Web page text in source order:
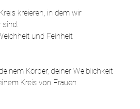
kreieren, in dem wir
und Feinheit
Körper, deiner Weiblichkeit
Kreis von Frauen.